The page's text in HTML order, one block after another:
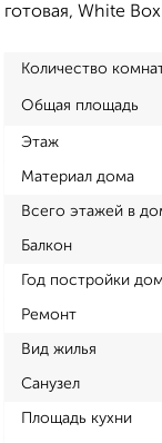
готовая, White
Количество
Общая площадь
Этаж
Материал дома
Всего этажей в
Балкон
Год постройки
Ремонт
Вид жилья
Санузел
Площадь кухни